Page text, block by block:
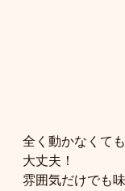
全く動かなくても
大丈夫！
雰囲気だけでも